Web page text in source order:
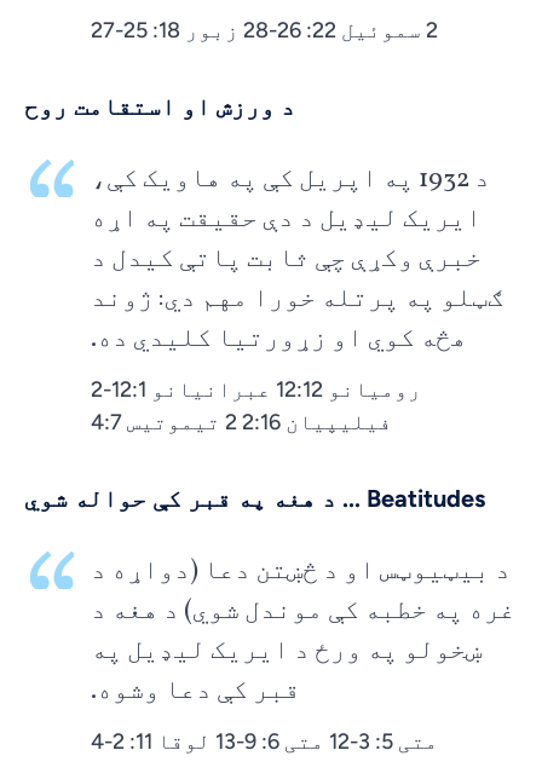
2 سموئیل 22: 26-28 زبور 18: 25-27
د ورزش او استقامت روح
د 1932 په اپریل کې په هاویک کې،
ایریک لیډیل د دې حقیقت په اړه
خبرې وکړې چې ثابت پاتې کیدل د
ګټلو په پرتله خورا مهم دي: ژوند
هڅه کوي او زړورتیا کلیدي ده.
روميانو 12:12 عبرانيانو 12:1-2
فيليپيان 2:16 2 تيموتيس 4:7
Beatitudes ... د هغه په قبر کې حواله شوي
د بیټیوټس او د څښتن دعا (دواړه د
غره په خطبه کې موندل شوي) د هغه د
ښخولو په ورځ د ایریک لیډیل په
قبر کې دعا وشوه.
متی 5: 3-12 متی 6: 9-13 لوقا 11: 2-4